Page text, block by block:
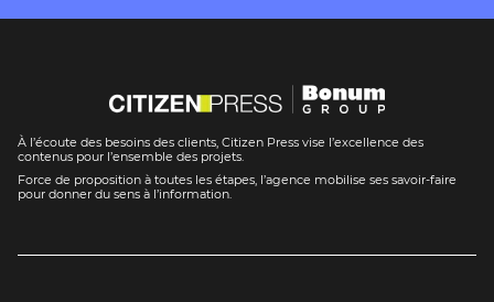
À l’écoute des besoins des clients, Citizen Press vise l’excellence des
contenus pour l’ensemble des projets.
Force de proposition à toutes les étapes, l’agence mobilise ses savoir-faire
pour donner du sens à l’information.